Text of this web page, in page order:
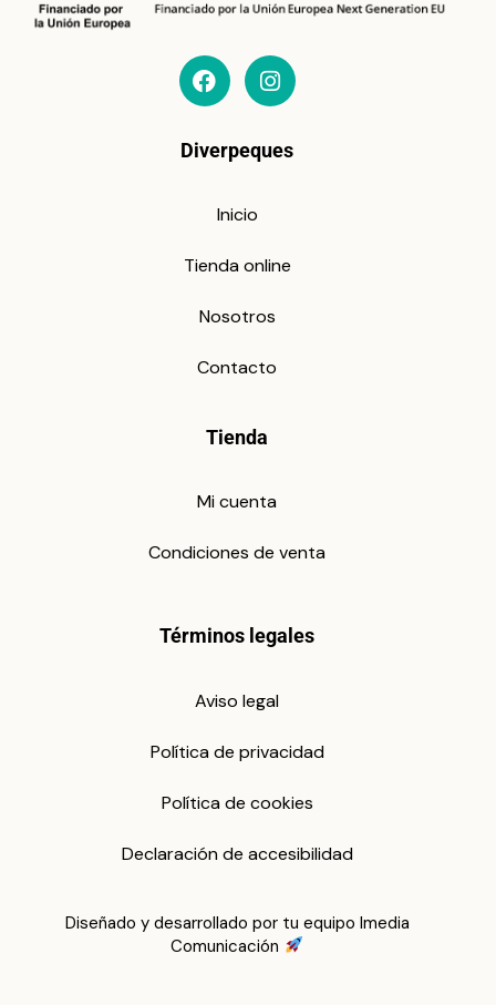
Diverpeques
Inicio
Tienda online
Nosotros
Contacto
Tienda
Mi cuenta
Condiciones de venta
Términos legales
Aviso legal
Política de privacidad
Política de cookies
Declaración de accesibilidad
Diseñado y desarrollado por tu equipo Imedia
Comunicación